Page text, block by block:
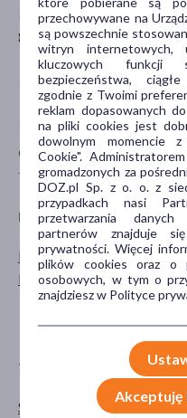
34-100 Wadowice
gpsrpl@polskilek.pl
CECHY PRODUKTU
PŁEĆ
Mężczyzna
Kobieta
TYP PRODUKTU
Suplement diety
przechowywane na
są powszechnie
witryn internetowych,
kluczowych funkcji
bezpieczeństwa,
zgodnie z Twoimi
reklam dopasowanych
na pliki cookies jest
dowolnym momencie
Cookie".
gromadzonych za
DOZ.pl Sp. z o. o. z
przypadkach nasi
przetwarzania
partnerów znajduje
prywatności. Więcej
plików cookies oraz o
osobowych, w tym o
znajdziesz w Polityce
Akceptuję